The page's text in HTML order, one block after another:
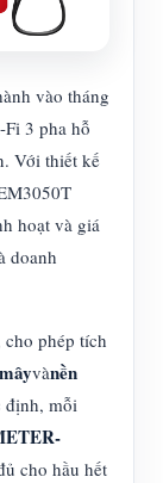
vào tháng
3 pha hỗ
Với thiết kế
hoạt và giá
doanh
phép tích
vànền
định, mỗi
cho hầu hết